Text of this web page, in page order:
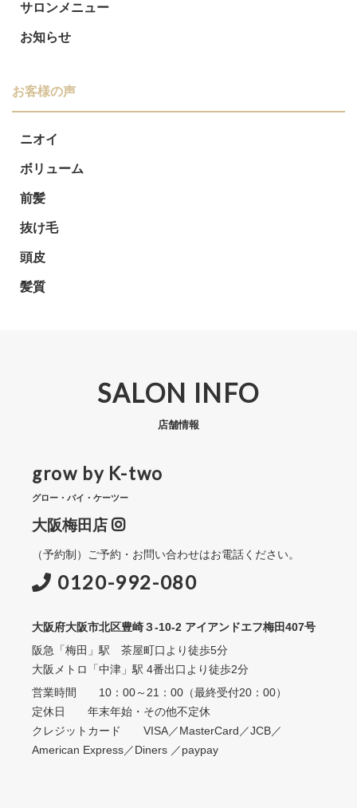
サロンメニュー
お知らせ
お客様の声
ニオイ
ボリューム
前髪
抜け毛
頭皮
髪質
SALON INFO
店舗情報
grow by K-two
グロー・バイ・ケーツー
大阪梅田店
（予約制）ご予約・お問い合わせはお電話ください。
0120-992-080
大阪府大阪市北区豊崎３-10-2 アイアンドエフ梅田407号
阪急「梅田」駅 茶屋町口より徒歩5分
大阪メトロ「中津」駅 4番出口より徒歩2分
営業時間 10：00～21：00（最終受付20：00）
定休日 年末年始・その他不定休
クレジットカード VISA／MasterCard／JCB／
American Express／Diners ／paypay